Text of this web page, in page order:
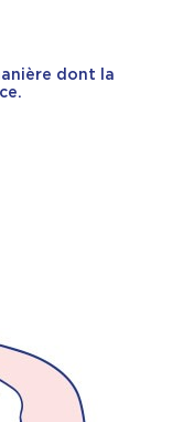
dont la